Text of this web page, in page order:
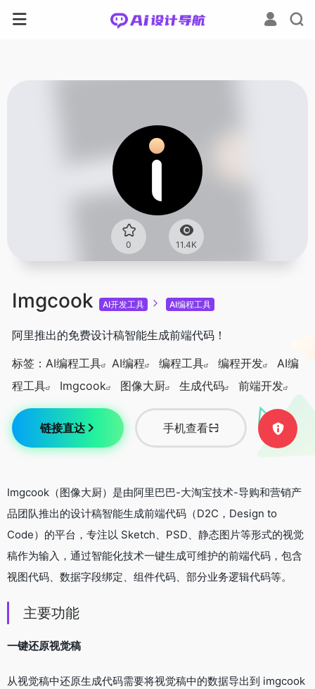
0 11.4K
Imgcook AI开发工具 AI编程工具
阿里推出的免费设计稿智能生成前端代码！
标签： AI编程工具 AI编程 编程工具 编程开发
AI编
程工具
Imgcook 图像大厨 生成代码 前端开发
链接直达 手机查看
Imgcook（图像大厨）是由阿里巴巴-大淘宝技术-导购和营销产
品团队推出的设计稿智能生成前端代码（D2C，Design to
Code）的平台，专注以 Sketch、PSD、静态图片等形式的视觉
稿作为输入，通过智能化技术一键生成可维护的前端代码，包含
视图代码、数据字段绑定、组件代码、部分业务逻辑代码等。
主要功能
一键还原视觉稿
从视觉稿中还原生成代码需要将视觉稿中的数据导出到 imgcook